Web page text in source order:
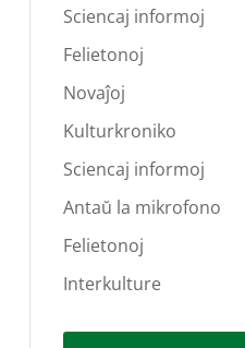
Sciencaj informoj
Felietonoj
Novaĵoj
Kulturkroniko
Sciencaj informoj
Antaŭ la mikrofono
Felietonoj
Interkulture